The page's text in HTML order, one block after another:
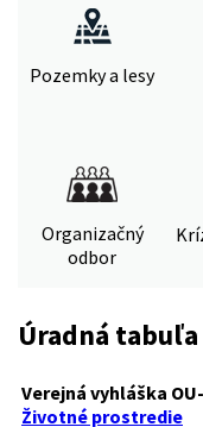
Pozemky a lesy
Organizačný
odbor
Úradná tabuľa
Verejná vyhláška
Životné prostredie